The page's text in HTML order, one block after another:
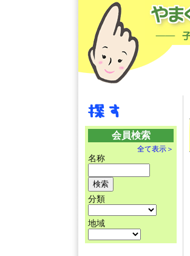
会員検索
全て表示＞
名称
分類
地域